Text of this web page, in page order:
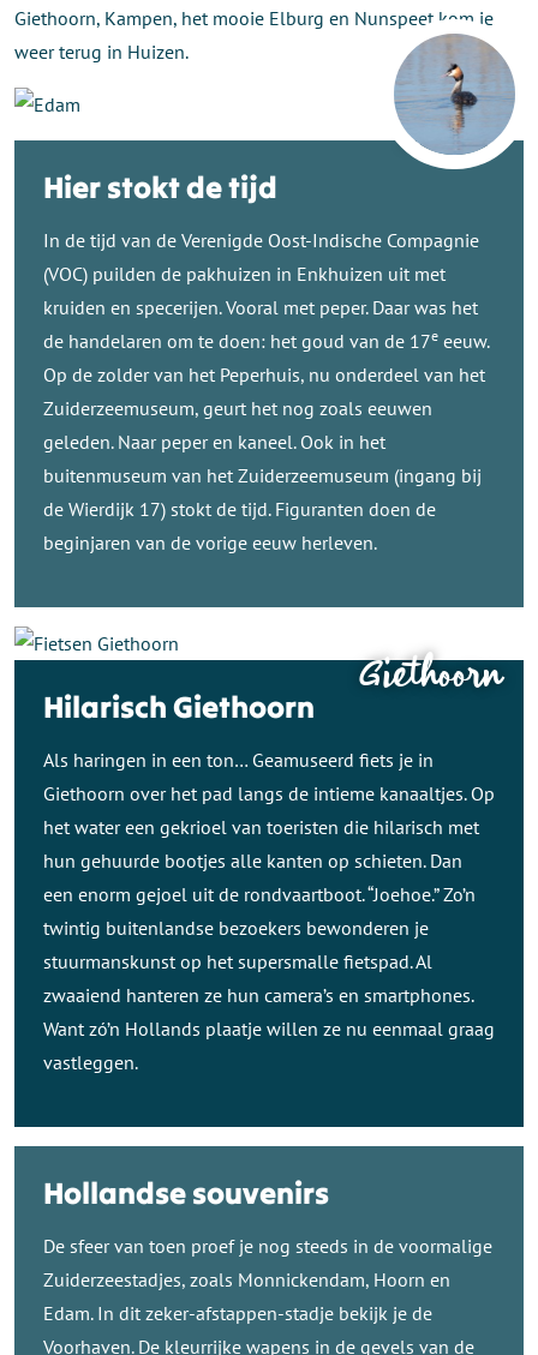
Giethoorn, Kampen, het mooie Elburg en Nunspeet kom je
weer terug in Huizen.
Edam
Hier stokt de tijd
In de tijd van de Verenigde Oost-Indische Compagnie
(VOC) puilden de pakhuizen in Enkhuizen uit met
kruiden en specerijen. Vooral met peper. Daar was het
de handelaren om te doen: het goud van de 17e eeuw.
Op de zolder van het Peperhuis, nu onderdeel van het
Zuiderzeemuseum, geurt het nog zoals eeuwen
geleden. Naar peper en kaneel. Ook in het
buitenmuseum van het Zuiderzeemuseum (ingang bij
de Wierdijk 17) stokt de tijd. Figuranten doen de
beginjaren van de vorige eeuw herleven.
Hilarisch Giethoorn
Als haringen in een ton… Geamuseerd fiets je in
Giethoorn over het pad langs de intieme kanaaltjes. Op
het water een gekrioel van toeristen die hilarisch met
hun gehuurde bootjes alle kanten op schieten. Dan
een enorm gejoel uit de rondvaartboot. “Joehoe.” Zo’n
twintig buitenlandse bezoekers bewonderen je
stuurmanskunst op het supersmalle fietspad. Al
zwaaiend hanteren ze hun camera’s en smartphones.
Want zó’n Hollands plaatje willen ze nu eenmaal graag
vastleggen.
Giethoorn
Hollandse souvenirs
De sfeer van toen proef je nog steeds in de voormalige
Zuiderzeestadjes, zoals Monnickendam, Hoorn en
Edam. In dit zeker-afstappen-stadje bekijk je de
Voorhaven. De kleurrijke wapens in de gevels van de